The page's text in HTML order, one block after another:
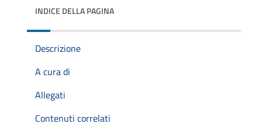
INDICE DELLA PAGINA
Descrizione
A cura di
Allegati
Contenuti correlati